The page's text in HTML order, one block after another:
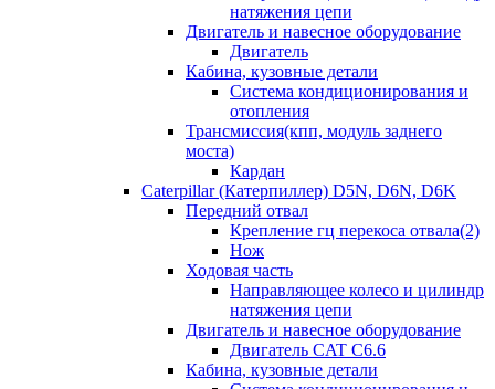
натяжения цепи
Двигатель и навесное оборудование
Двигатель
Кабина, кузовные детали
Система кондиционирования и
отопления
Трансмиссия(кпп, модуль заднего
моста)
Кардан
Caterpillar (Катерпиллер) D5N, D6N, D6K
Передний отвал
Крепление гц перекоса отвала(2)
Нож
Ходовая часть
Направляющее колесо и цилиндр
натяжения цепи
Двигатель и навесное оборудование
Двигатель CAT C6.6
Кабина, кузовные детали